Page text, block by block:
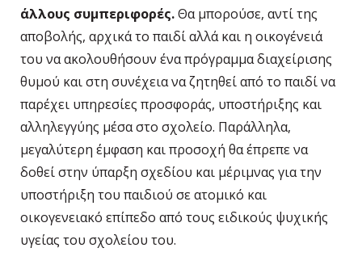
άλλους συμπεριφορές.Θα μπορούσε, αντί της
αποβολής, αρχικά το παιδί αλλά και η οικογένειά
του να ακολουθήσουν ένα πρόγραμμα διαχείρισης
θυμού και στη συνέχεια να ζητηθεί από το παιδί να
παρέχει υπηρεσίες προσφοράς, υποστήριξης και
αλληλεγγύης μέσα στο σχολείο. Παράλληλα,
μεγαλύτερη έμφαση και προσοχή θα έπρεπε να
δοθεί στην ύπαρξη σχεδίου και μέριμνας για την
υποστήριξη του παιδιού σε ατομικό και
οικογενειακό επίπεδο από τους ειδικούς ψυχικής
υγείας του σχολείου του.